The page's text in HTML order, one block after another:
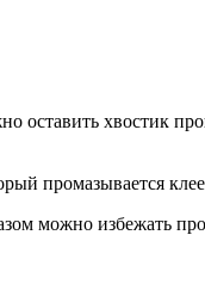
хвостик
промазывается
можно избежать